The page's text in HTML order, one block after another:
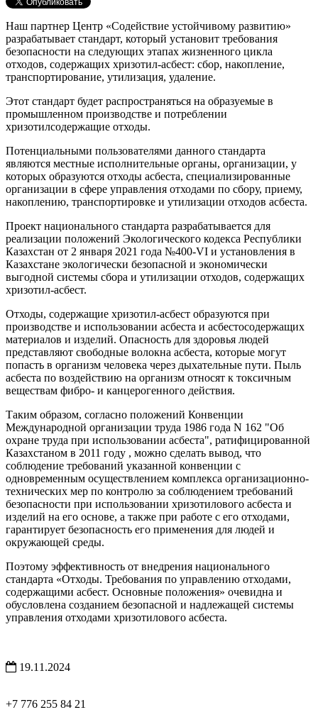
Наш партнер Центр «Содействие устойчивому развитию»
разрабатывает стандарт, который установит требования
безопасности на следующих этапах жизненного цикла
отходов, содержащих хризотил-асбест: сбор, накопление,
транспортирование, утилизация, удаление.
Этот стандарт будет распространяться на образуемые в
промышленном производстве и потреблении
хризотилсодержащие отходы.
Потенциальными пользователями данного стандарта
являются местные исполнительные органы, организации, у
которых образуются отходы асбеста, специализированные
организации в сфере управления отходами по сбору, приему,
накоплению, транспортировке и утилизации отходов асбеста.
Проект национального стандарта разрабатывается для
реализации положений Экологического кодекса Республики
Казахстан от 2 января 2021 года №400-VI и установления в
Казахстане экологически безопасной и экономически
выгодной системы сбора и утилизации отходов, содержащих
хризотил-асбест.
Отходы, содержащие хризотил-асбест образуются при
производстве и использовании асбеста и асбестосодержащих
материалов и изделий. Опасность для здоровья людей
представляют свободные волокна асбеста, которые могут
попасть в организм человека через дыхательные пути. Пыль
асбеста по воздействию на организм относят к токсичным
веществам фибро- и канцерогенного действия.
Таким образом, согласно положений Конвенции
Международной организации труда 1986 года N 162 "Об
охране труда при использовании асбеста", ратифицированной
Казахстаном в 2011 году , можно сделать вывод, что
соблюдение требований указанной конвенции с
одновременным осуществлением комплекса организационно-
технических мер по контролю за соблюдением требований
безопасности при использовании хризотилового асбеста и
изделий на его основе, а также при работе с его отходами,
гарантирует безопасность его применения для людей и
окружающей среды.
Поэтому эффективность от внедрения национального
стандарта «Отходы. Требования по управлению отходами,
содержащими асбест. Основные положения» очевидна и
обусловлена созданием безопасной и надлежащей системы
управления отходами хризотилового асбеста.
19.11.2024
+7 776 255 84 21